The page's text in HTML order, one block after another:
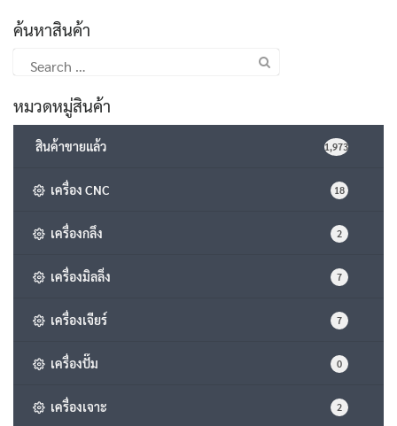
ค้นหาสินค้า
for:
หมวดหมู่สินค้า
สินค้าขายแล้ว 1,973
เครื่อง CNC 18
เครื่องกลึง 2
เครื่องมิลลิ่ง 7
เครื่องเจียร์ 7
เครื่องปั๊ม 0
เครื่องเจาะ 2